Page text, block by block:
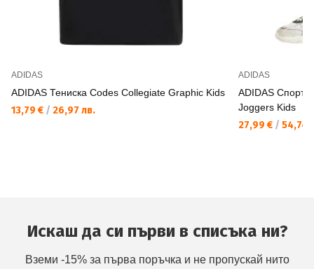
ADIDAS
ADIDAS Тениска Codes Collegiate Graphic Kids
13,79 € / 26,97 лв.
ADIDAS
ADIDAS
Joggers Kids
27,99 € / 54,74
Искаш да си първи в списъка ни?
Вземи -15% за първа поръчка и не пропускай нито